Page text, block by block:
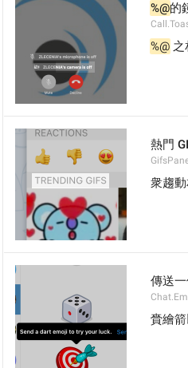
%@的
%@ 之
熱門
衆趨
傳送
賫繪